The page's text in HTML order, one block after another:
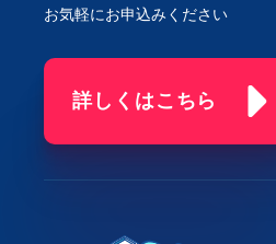
お気軽にお申込みください
詳しくはこちら